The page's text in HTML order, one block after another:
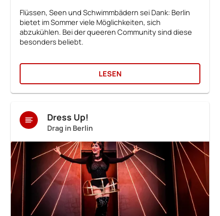
Flüssen, Seen und Schwimmbädern sei Dank: Berlin
bietet im Sommer viele Möglichkeiten, sich
abzukühlen. Bei der queeren Community sind diese
besonders beliebt.
LESEN
Dress Up!
Drag in Berlin